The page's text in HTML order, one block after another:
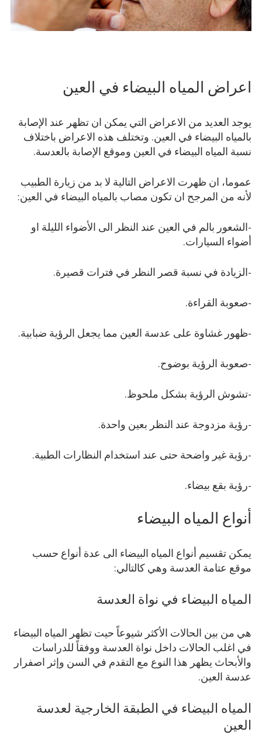
اعراض المياه البيضاء في العين
يوجد العديد من الاعراض التي يمكن ان تظهر عند الإصابة
بالمياه البيضاء في العين. وتختلف هذه الاعراض باختلاف
نسبة المياه البيضاء في العين وموقع الإصابة بالعدسة.
عموما، ان ظهرت الاعراض التالية لا بد من زيارة الطبيب
لأنه من المرجح ان تكون مصاب بالمياه البيضاء في العين:
-الشعور بالم في العين عند النظر الى الأضواء الليلة او
أضواء السيارات.
-الزيادة في نسبة قصر النظر في فترات قصيرة.
-صعوبة القراءة.
-ظهور غشاوة على عدسة العين مما يجعل الرؤية ضبابية.
-صعوبة الرؤية بوضوح.
-تشوش الرؤية بشكل ملحوظ.
-رؤية مزدوجة عند النظر بعين واحدة.
-رؤية غير واضحة حتى عند استخدام النظارات الطبية.
-رؤية بقع بيضاء.
أنواع المياه البيضاء
يمكن تقسيم أنواع المياه البيضاء الى عدة أنواع حسب
موقع عتامة العدسة وهي كالتالي:
المياه البيضاء في نواة العدسة
هي من بين الحالات الأكثر شيوعاً حيت تظهر المياه البيضاء
في اغلب الحالات داخل نواة العدسة ووفقاً للدراسات
والأبحاث يظهر هذا النوع مع التقدم في السن وإثر اصفرار
عدسة العين.
المياه البيضاء في الطبقة الخارجية لعدسة
العين